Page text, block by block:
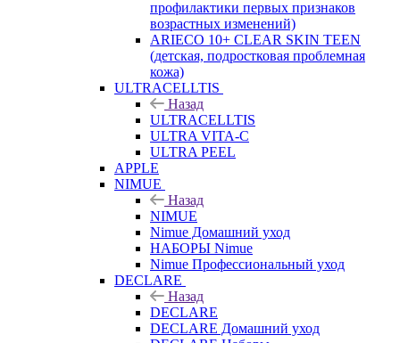
профилактики первых признаков
возрастных изменений)
ARIECO 10+ CLEAR SKIN TEEN
(детская, подростковая проблемная
кожа)
ULTRACELLTIS
Назад
ULTRACELLTIS
ULTRA VITA-C
ULTRA PEEL
APPLE
NIMUE
Назад
NIMUE
Nimue Домашний уход
НАБОРЫ Nimue
Nimue Профессиональный уход
DECLARE
Назад
DECLARE
DECLARE Домашний уход